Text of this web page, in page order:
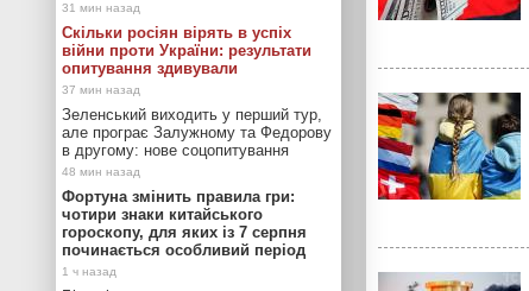
Скільки росіян вірять в успіх
війни проти України: результати
опитування здивували
Зеленський виходить у перший тур,
але програє Залужному та Федорову
в другому: нове соцопитування
Фортуна змінить правила гри:
чотири знаки китайського
гороскопу, для яких із 7 серпня
починається особливий період